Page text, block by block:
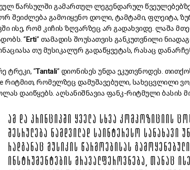
წარსულში გამართულ ლეგენდარულ
შეიძლება გამოიყენო დოლი, ტამტამი, ფლეიტა,
ისე, რომ კიჩის ზღვარზეც არ გადახვიდე. ლაშა
“Erti” თამადის შოუსათვის განკუთვნილი
თუ მუსიკალურ გადაწყვეტას, რასაც
ტრეკი, “Tantali” დიონისეს უნდა ეკუთვნოდეს.
რიტმით, რომელზეც დამუშავებული, სახეცვლილი
დაიწყებს. აღსანიშნავია ფანკ-რიტმული
ᲐᲛ ᲓᲐ ᲞᲠᲘᲜᲪᲘᲞᲨᲘ ᲧᲕᲔᲚᲐ ᲡᲮᲕᲐ ᲙᲝᲛᲞᲝᲖᲘᲪᲘᲘᲡ
ᲨᲔᲡᲠᲣᲚᲔᲑᲐ ᲜᲐᲛᲓᲕᲘᲚᲐᲓ ᲡᲐᲘᲜᲢᲔᲠᲔᲡᲝ ᲡᲐᲜᲐᲮᲐᲕᲘ
ᲠᲐᲓᲒᲐᲜᲐᲪ ᲛᲣᲡᲘᲙᲘᲡ ᲬᲐᲠᲛᲝᲔᲑᲘᲡᲐᲡ ᲒᲐᲛᲝᲧᲔᲜᲔᲑᲣᲚᲘ
ᲘᲜᲡᲢᲠᲣᲛᲔᲜᲢᲔᲑᲘᲡ ᲛᲠᲐᲕᲐᲚᲤᲔᲠᲝᲕᲜᲔᲑᲐ, ᲗᲐᲜᲐᲪ